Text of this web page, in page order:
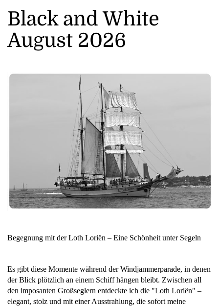
Black and White
August 2026
Begegnung mit der Loth Loriën – Eine Schönheit unter Segeln
Es gibt diese Momente während der Windjammerparade, in denen
der Blick plötzlich an einem Schiff hängen bleibt. Zwischen all
den imposanten Großseglern entdeckte ich die "Loth Loriën" –
elegant, stolz und mit einer Ausstrahlung, die sofort meine